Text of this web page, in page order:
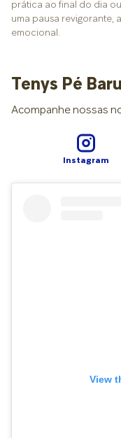
prática ao final do dia
uma pausa revigorante,
emocional.
Tenys Pé
Acompanhe nossas
Instagram
View